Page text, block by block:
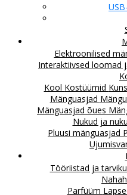
Elektroonilised
Interaktiivsed loomad
Kool Kostüümid
Mänguasjad
Mänguasjad õues
Nukud ja
Pluusi mänguasjad
Tööriistad ja
Parfüüm